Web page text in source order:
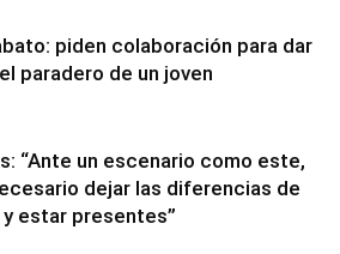
piden colaboración para dar
paradero de un joven
“Ante un escenario como este,
dejar las diferencias de
y estar presentes”